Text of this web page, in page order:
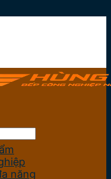
năng